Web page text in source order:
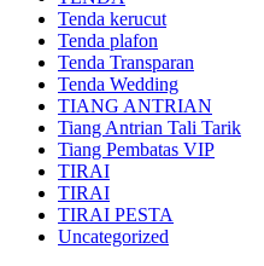
Tenda kerucut
Tenda plafon
Tenda Transparan
Tenda Wedding
TIANG ANTRIAN
Tiang Antrian Tali Tarik
Tiang Pembatas VIP
TIRAI
TIRAI
TIRAI PESTA
Uncategorized